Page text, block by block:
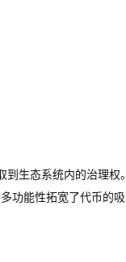
生态系统内的治理权。
功能性拓宽了代币的吸